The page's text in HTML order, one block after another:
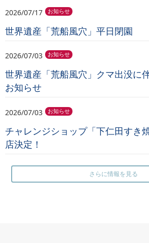
2026/07/17 お知らせ
世界遺産「荒船風穴」平日閉園
2026/07/03 お知らせ
世界遺産「荒船風穴」クマ出没に
お知らせ
2026/07/03 お知らせ
チャレンジショップ「下仁田すき
店決定！
さらに情報を見る